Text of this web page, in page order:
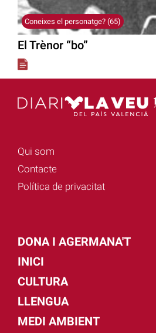
Coneixes el personatge? (65)
El Trènor “bo”
Qui som
Contacte
Política de privacitat
DONA I AGERMANA'T
INICI
CULTURA
LLENGUA
MEDI AMBIENT